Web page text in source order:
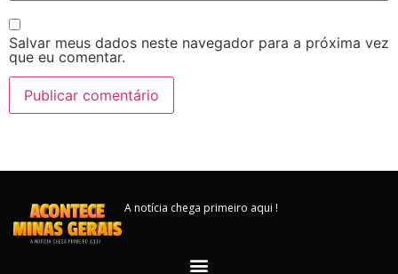
Salvar meus dados neste navegador para a próxima vez
que eu comentar.
A notícia chega primeiro aqui !